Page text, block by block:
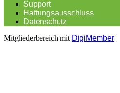
Support
Haftungsausschluss
Datenschutz
Mitgliederbereich mit DigiMember